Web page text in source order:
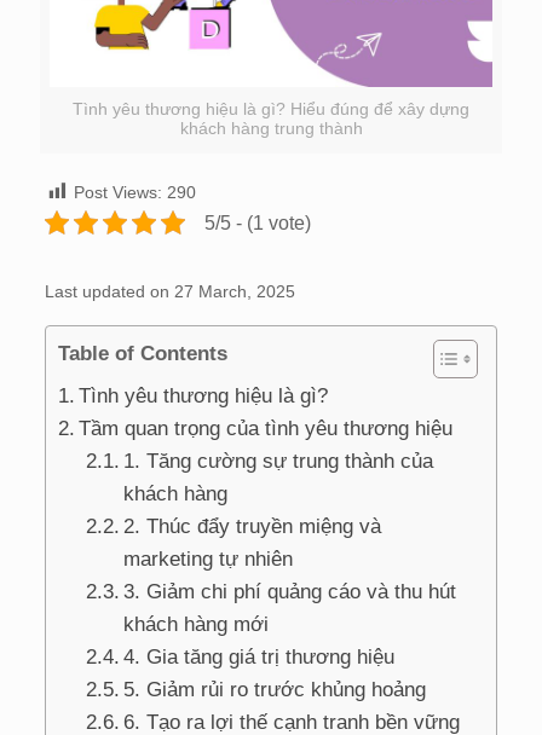
Tình yêu thương hiệu là gì? Hiểu đúng để xây dựng
khách hàng trung thành
Post Views: 290
5/5 - (1 vote)
Last updated on 27 March, 2025
Table of Contents
Tình yêu thương hiệu là gì?
Tầm quan trọng của tình yêu thương hiệu
1. Tăng cường sự trung thành của
khách hàng
2. Thúc đẩy truyền miệng và
marketing tự nhiên
3. Giảm chi phí quảng cáo và thu hút
khách hàng mới
4. Gia tăng giá trị thương hiệu
5. Giảm rủi ro trước khủng hoảng
6. Tạo ra lợi thế cạnh tranh bền vững